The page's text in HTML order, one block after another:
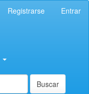
Registrarse Entrar
Buscar